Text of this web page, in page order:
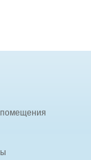
помещения